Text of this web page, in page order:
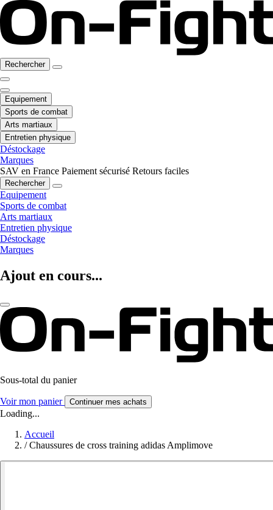
Rechercher
Equipement
Sports de combat
Arts martiaux
Entretien physique
Déstockage
Marques
SAV en France Paiement sécurisé Retours faciles
Rechercher
Equipement
Sports de combat
Arts martiaux
Entretien physique
Déstockage
Marques
Ajout en cours...
Sous-total du panier
Voir mon panier Continuer mes achats
Loading...
Accueil
/ Chaussures de cross training adidas Amplimove